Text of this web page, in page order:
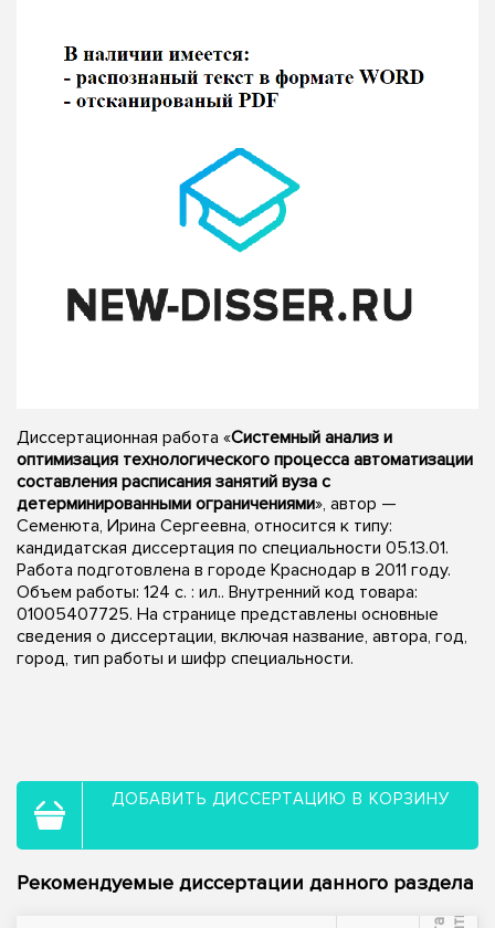
Диссертационная работа «Системный анализ и
оптимизация технологического процесса автоматизации
составления расписания занятий вуза с
детерминированными ограничениями», автор —
Семенюта, Ирина Сергеевна, относится к типу:
кандидатская диссертация по специальности 05.13.01.
Работа подготовлена в городе Краснодар в 2011 году.
Объем работы: 124 с. : ил.. Внутренний код товара:
01005407725. На странице представлены основные
сведения о диссертации, включая название, автора, год,
город, тип работы и шифр специальности.
ДОБАВИТЬ ДИССЕРТАЦИЮ В КОРЗИНУ
Рекомендуемые диссертации данного раздела